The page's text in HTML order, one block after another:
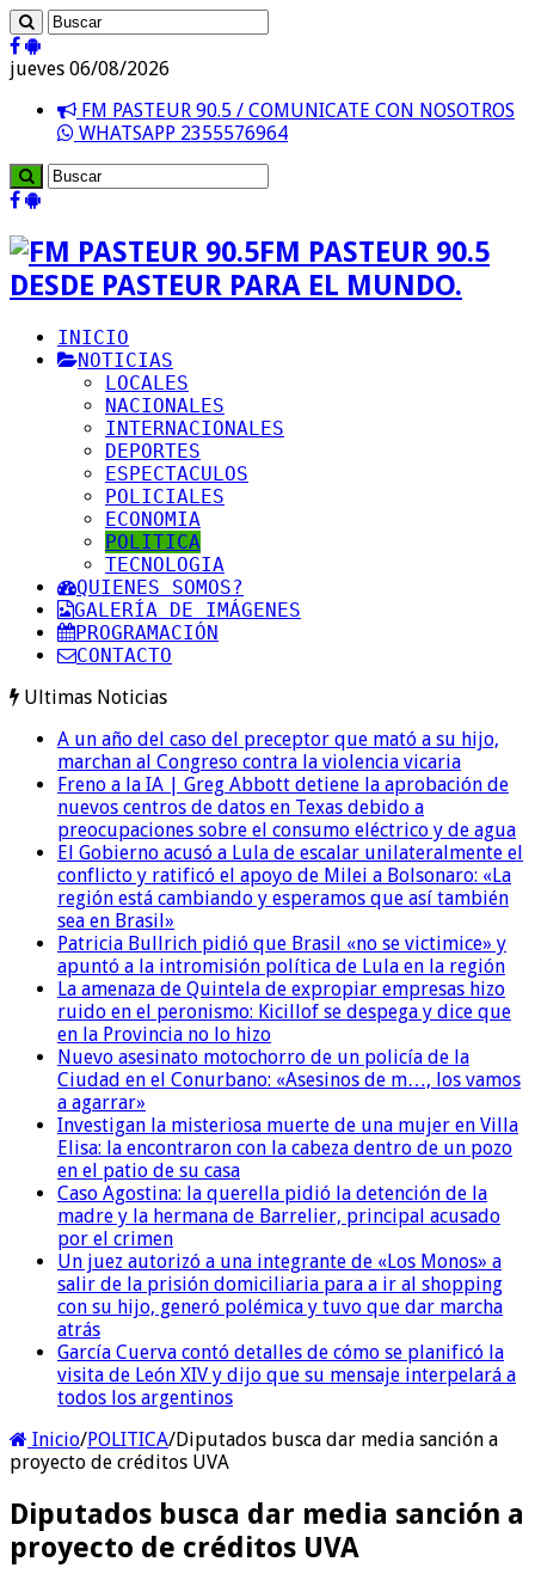
jueves 06/08/2026
FM PASTEUR 90.5 / COMUNICATE CON NOSOTROS
WHATSAPP 2355576964
FM PASTEUR 90.5
DESDE PASTEUR PARA EL MUNDO.
INICIO
NOTICIAS
LOCALES
NACIONALES
INTERNACIONALES
DEPORTES
ESPECTACULOS
POLICIALES
ECONOMIA
POLITICA
TECNOLOGIA
QUIENES SOMOS?
GALERÍA DE IMÁGENES
PROGRAMACIÓN
CONTACTO
Ultimas Noticias
A un año del caso del preceptor que mató a su hijo,
marchan al Congreso contra la violencia vicaria
Freno a la IA | Greg Abbott detiene la aprobación de
nuevos centros de datos en Texas debido a
preocupaciones sobre el consumo eléctrico y de agua
El Gobierno acusó a Lula de escalar unilateralmente el
conflicto y ratificó el apoyo de Milei a Bolsonaro: «La
región está cambiando y esperamos que así también
sea en Brasil»
Patricia Bullrich pidió que Brasil «no se victimice» y
apuntó a la intromisión política de Lula en la región
La amenaza de Quintela de expropiar empresas hizo
ruido en el peronismo: Kicillof se despega y dice que
en la Provincia no lo hizo
Nuevo asesinato motochorro de un policía de la
Ciudad en el Conurbano: «Asesinos de m…, los vamos
a agarrar»
Investigan la misteriosa muerte de una mujer en Villa
Elisa: la encontraron con la cabeza dentro de un pozo
en el patio de su casa
Caso Agostina: la querella pidió la detención de la
madre y la hermana de Barrelier, principal acusado
por el crimen
Un juez autorizó a una integrante de «Los Monos» a
salir de la prisión domiciliaria para a ir al shopping
con su hijo, generó polémica y tuvo que dar marcha
atrás
García Cuerva contó detalles de cómo se planificó la
visita de León XIV y dijo que su mensaje interpelará a
todos los argentinos
Inicio/POLITICA/Diputados busca dar media sanción a
proyecto de créditos UVA
Diputados busca dar media sanción a
proyecto de créditos UVA